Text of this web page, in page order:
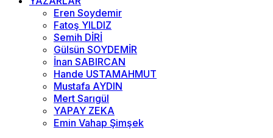
Eren Soydemir
Fatoş YILDIZ
Semih DİRİ
Gülsün SOYDEMİR
İnan SABIRCAN
Hande USTAMAHMUT
Mustafa AYDIN
Mert Sarıgül
YAPAY ZEKA
Emin Vahap Şimşek